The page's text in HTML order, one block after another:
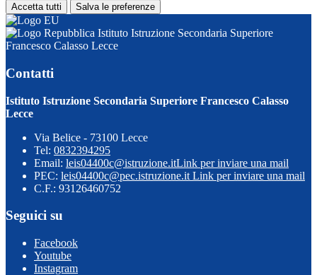
Accetta tutti Salva le preferenze
Istituto Istruzione Secondaria Superiore
Francesco Calasso Lecce
Contatti
Istituto Istruzione Secondaria Superiore Francesco Calasso
Lecce
Via Belice - 73100 Lecce
Tel: 0832394295
Email: leis04400c@istruzione.itLink per inviare una mail
PEC: leis04400c@pec.istruzione.it Link per inviare una mail
C.F.: 93126460752
Seguici su
Facebook
Youtube
Instagram